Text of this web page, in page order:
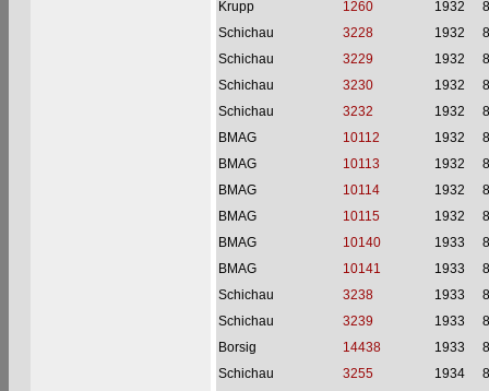
Krupp
1260 1932
Schichau
3228 1932
Schichau
3229 1932
Schichau
3230 1932
Schichau
3232 1932
BMAG
10112 1932
BMAG
10113 1932
BMAG
10114 1932
BMAG
10115 1932
BMAG
10140 1933
BMAG
10141 1933
Schichau
3238 1933
Schichau
3239 1933
Borsig
14438 1933
Schichau
3255 1934